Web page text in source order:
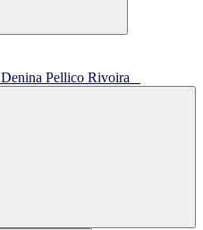
Denina Pellico Rivoira